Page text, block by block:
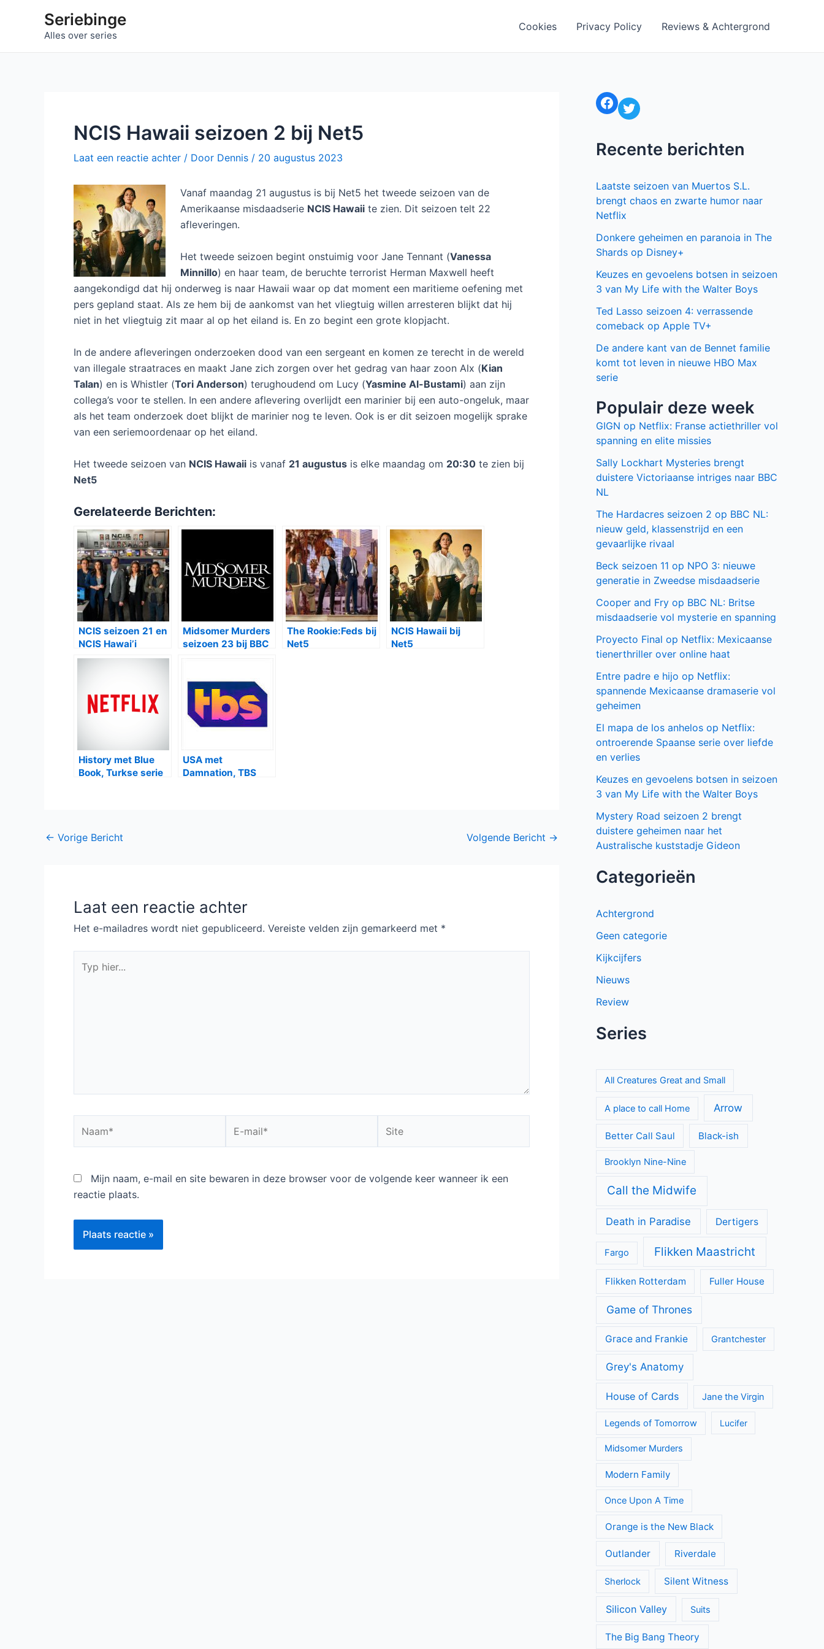
Seriebinge
Alles over series
Cookies Privacy Policy Reviews & Achtergrond
NCIS Hawaii seizoen 2 bij Net5
Laat een reactie achter / Door Dennis / 20 augustus 2023
Vanaf maandag 21 augustus is bij Net5 het tweede seizoen van de
Amerikaanse misdaadserie NCIS Hawaii te zien. Dit seizoen telt 22
afleveringen.
Het tweede seizoen begint onstuimig voor Jane Tennant (Vanessa
Minnillo) en haar team, de beruchte terrorist Herman Maxwell heeft
aangekondigd dat hij onderweg is naar Hawaii waar op dat moment een maritieme oefening met
pers gepland staat. Als ze hem bij de aankomst van het vliegtuig willen arresteren blijkt dat hij
niet in het vliegtuig zit maar al op het eiland is. En zo begint een grote klopjacht.
In de andere afleveringen onderzoeken dood van een sergeant en komen ze terecht in de wereld
van illegale straatraces en maakt Jane zich zorgen over het gedrag van haar zoon Alx (Kian
Talan) en is Whistler (Tori Anderson) terughoudend om Lucy (Yasmine Al-Bustami) aan zijn
collega’s voor te stellen. In een andere aflevering overlijdt een marinier bij een auto-ongeluk, maar
als het team onderzoek doet blijkt de marinier nog te leven. Ook is er dit seizoen mogelijk sprake
van een seriemoordenaar op het eiland.
Het tweede seizoen van NCIS Hawaii is vanaf 21 augustus is elke maandag om 20:30 te zien bij
Net5
Gerelateerde Berichten:
NCIS seizoen 21 en
NCIS Hawai’i
seizoen 3 bij Net5
Midsomer Murders
seizoen 23 bij BBC
The Rookie:Feds bij
Net5
NCIS Hawaii bij
Net5
History met Blue
Book, Turkse serie
USA met
Damnation, TBS
Bericht
← Vorige Bericht Volgende Bericht →
Laat een reactie achter
Het e-mailadres wordt niet gepubliceerd. Vereiste velden zijn gemarkeerd met *
hier...
mail*
Mijn naam, e-mail en site bewaren in deze browser voor de volgende keer wanneer ik een
reactie plaats.
Facebook Twitter
Recente berichten
Laatste seizoen van Muertos S.L.
brengt chaos en zwarte humor naar
Netflix
Donkere geheimen en paranoia in The
Shards op Disney+
Keuzes en gevoelens botsen in seizoen
3 van My Life with the Walter Boys
Ted Lasso seizoen 4: verrassende
comeback op Apple TV+
De andere kant van de Bennet familie
komt tot leven in nieuwe HBO Max
serie
Populair deze week
GIGN op Netflix: Franse actiethriller vol
spanning en elite missies
Sally Lockhart Mysteries brengt
duistere Victoriaanse intriges naar BBC
NL
The Hardacres seizoen 2 op BBC NL:
nieuw geld, klassenstrijd en een
gevaarlijke rivaal
Beck seizoen 11 op NPO 3: nieuwe
generatie in Zweedse misdaadserie
Cooper and Fry op BBC NL: Britse
misdaadserie vol mysterie en spanning
Proyecto Final op Netflix: Mexicaanse
tienerthriller over online haat
Entre padre e hijo op Netflix:
spannende Mexicaanse dramaserie vol
geheimen
El mapa de los anhelos op Netflix:
ontroerende Spaanse serie over liefde
en verlies
Keuzes en gevoelens botsen in seizoen
3 van My Life with the Walter Boys
Mystery Road seizoen 2 brengt
duistere geheimen naar het
Australische kuststadje Gideon
Categorieën
Achtergrond
Geen categorie
Kijkcijfers
Nieuws
Review
Series
All Creatures Great and Small
A place to call Home Arrow
Better Call Saul Black-ish
Brooklyn Nine-Nine
Call the Midwife
Death in Paradise Dertigers
Fargo Flikken Maastricht
Flikken Rotterdam Fuller House
Game of Thrones
Grace and Frankie Grantchester
Grey's Anatomy
House of Cards Jane the Virgin
Legends of Tomorrow Lucifer
Midsomer Murders
Modern Family
Once Upon A Time
Orange is the New Black
Outlander Riverdale
Sherlock Silent Witness
Silicon Valley Suits
The Big Bang Theory